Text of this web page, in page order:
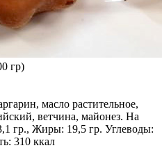
гр)
масло растительное,
ветчина, майонез. На
гр., Жиры: 19,5 гр. Углеводы:
310 ккал